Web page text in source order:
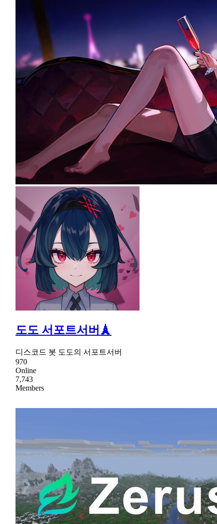
도도 서포트서버🗼
디스코드 봇 도도의 서포트서버
970
Online
7,743
Members